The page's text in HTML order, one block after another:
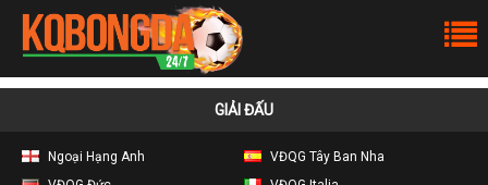
GIẢI ĐẤU
Ngoại Hạng Anh
VĐQG Tây Ban Nha